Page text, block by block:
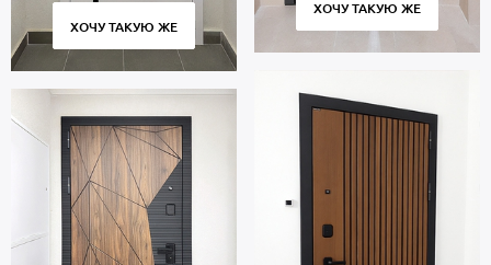
ХОЧУ ТАКУЮ ЖЕ
ХОЧУ ТАКУЮ ЖЕ